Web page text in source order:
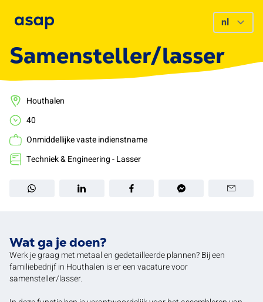
Samensteller/lasser
Houthalen
40
Onmiddellijke vaste indienstname
Techniek & Engineering - Lasser
Wat ga je doen?
Werk je graag met metaal en gedetailleerde plannen? Bij een
familiebedrijf in Houthalen is er een vacature voor
samensteller/lasser.